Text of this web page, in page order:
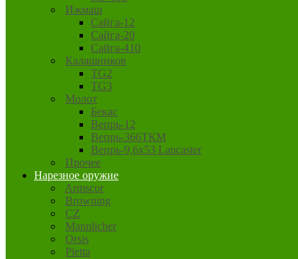
Ижмаш
Сайга-12
Сайга-20
Сайга-410
Калашников
TG2
TG3
Молот
Бекас
Вепрь-12
Вепрь-366ТКМ
Вепрь-9,6х53 Lancaster
Прочее
Нарезное оружие
Armscor
Browning
CZ
Mannlicher
Orsis
Pietta